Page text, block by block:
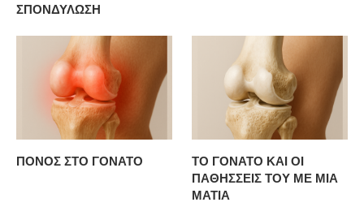
ΣΠΟΝΔΥΛΩΣΗ
ΠΟΝΟΣ ΣΤΟ ΓΟΝΑΤΟ
ΤΟ ΓΟΝΑΤΟ ΚΑΙ ΟΙ
ΠΑΘΗΣΣΕΙΣ ΤΟΥ ΜΕ ΜΙΑ
ΜΑΤΙΑ